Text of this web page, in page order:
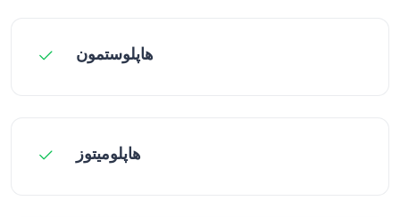
هاپلوستمون
هاپلومیتوز